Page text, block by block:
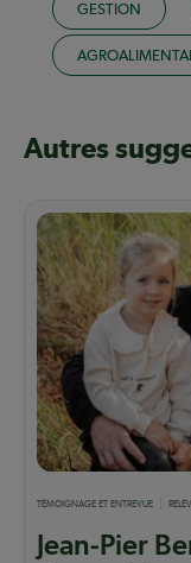
GESTION
Autres
TÉMOIGNAGE ET ENTREVUE
Jean-Pier